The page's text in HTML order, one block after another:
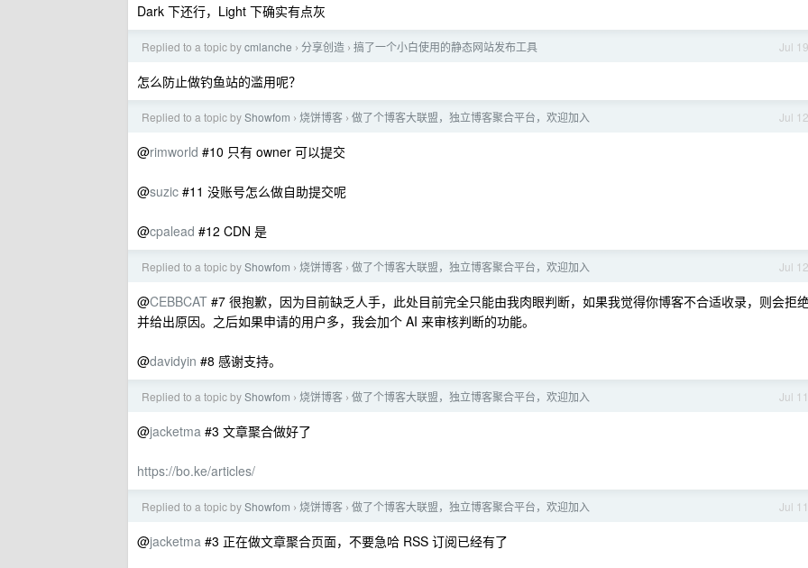
Dark 下还行，Light 下确实有点灰
Jul 19
Replied to a topic bycmlanche › 分享创造 › 搞了一个小白使用的静态网站发布工具
怎么防止做钓鱼站的滥用呢？
Jul 12
Replied to a topic byShowfom › 烧饼博客 › 做了个博客大联盟，独立博客聚合平台，欢迎加入
@rimworld #10 只有 owner 可以提交
@suzic #11 没账号怎么做自助提交呢
@cpalead #12 CDN 是
Jul 12
Replied to a topic byShowfom › 烧饼博客 › 做了个博客大联盟，独立博客聚合平台，欢迎加入
@CEBBCAT #7 很抱歉，因为目前缺乏人手，此处目前完全只能由我肉眼判断，如果我觉得你博客不合适收录，则会拒
并给出原因。之后如果申请的用户多，我会加个 AI 来审核判断的功能。
@davidyin #8 感谢支持。
Jul 11
Replied to a topic byShowfom › 烧饼博客 › 做了个博客大联盟，独立博客聚合平台，欢迎加入
@jacketma #3 文章聚合做好了
https://bo.ke/articles/
Jul 11
Replied to a topic byShowfom › 烧饼博客 › 做了个博客大联盟，独立博客聚合平台，欢迎加入
@jacketma #3 正在做文章聚合页面，不要急哈 RSS 订阅已经有了